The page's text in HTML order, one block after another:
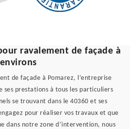
ravalement de façade à
de façade à Pomarez, l’entreprise
prestations à tous les particuliers
se trouvant dans le 40360 et ses
pour réaliser vos travaux et que
dans notre zone d’intervention, nous